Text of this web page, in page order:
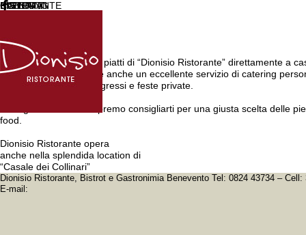
RISTORANTE
BISTROT
CATERING
EVENTI
CONTATTI
Tutta la raffinatezza dei piatti di “Dionisio Ristorante” direttamente a
Dionisio Ristorante offre anche un eccellente servizio di catering
meeting, convegni, congressi e feste private.
Per ogni tuo evento sapremo consigliarti per una giusta scelta delle
food.
Dionisio Ristorante opera
anche nella splendida location di
“Casale dei Collinari”
Dionisio Ristorante, Bistrot e Gastronimia Benevento Tel: 0824 43734 – Cell:
E-mail: